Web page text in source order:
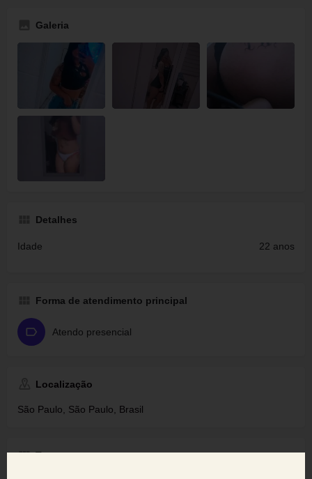
Galeria
Detalhes
Idade 22 anos
Forma de atendimento principal
Atendo presencial
Localização
São Paulo, São Paulo, Brasil
Tags